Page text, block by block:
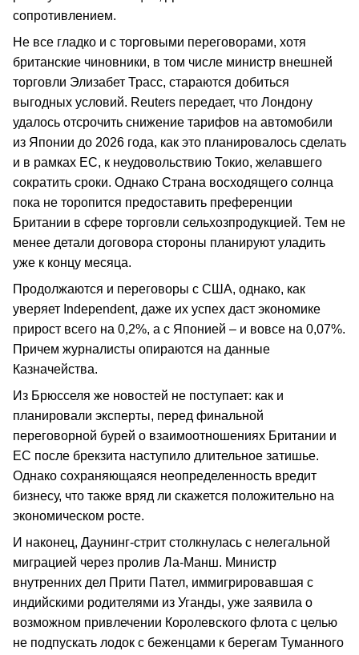
сопротивлением.
Не все гладко и с торговыми переговорами, хотя
британские чиновники, в том числе министр внешней
торговли Элизабет Трасс, стараются добиться
выгодных условий. Reuters передает, что Лондону
удалось отсрочить снижение тарифов на автомобили
из Японии до 2026 года, как это планировалось сделать
и в рамках ЕС, к неудовольствию Токио, желавшего
сократить сроки. Однако Страна восходящего солнца
пока не торопится предоставить преференции
Британии в сфере торговли сельхозпродукцией. Тем не
менее детали договора стороны планируют уладить
уже к концу месяца.
Продолжаются и переговоры с США, однако, как
уверяет Independent, даже их успех даст экономике
прирост всего на 0,2%, а с Японией – и вовсе на 0,07%.
Причем журналисты опираются на данные
Казначейства.
Из Брюсселя же новостей не поступает: как и
планировали эксперты, перед финальной
переговорной бурей о взаимоотношениях Британии и
ЕС после брекзита наступило длительное затишье.
Однако сохраняющаяся неопределенность вредит
бизнесу, что также вряд ли скажется положительно на
экономическом росте.
И наконец, Даунинг-стрит столкнулась с нелегальной
миграцией через пролив Ла-Манш. Министр
внутренних дел Прити Пател, иммигрировавшая с
индийскими родителями из Уганды, уже заявила о
возможном привлечении Королевского флота с целью
не подпускать лодок с беженцами к берегам Туманного